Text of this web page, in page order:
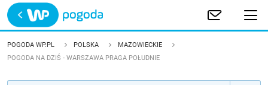
Trwa ładowanie
POLSKA
POGODA WP.PL POLSKA
MAZOWIECKIE
POGODA NA DZIŚ - WARSZAWA PRAGA POŁUDNIE